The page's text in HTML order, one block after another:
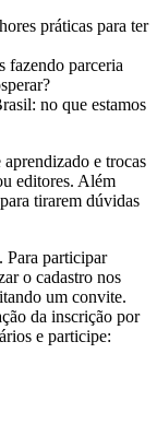
práticas para ter
fazendo parceria
no que estamos
e trocas
editores. Além
tirarem dúvidas
Para participar
o cadastro nos
um convite.
da inscrição por
e participe: